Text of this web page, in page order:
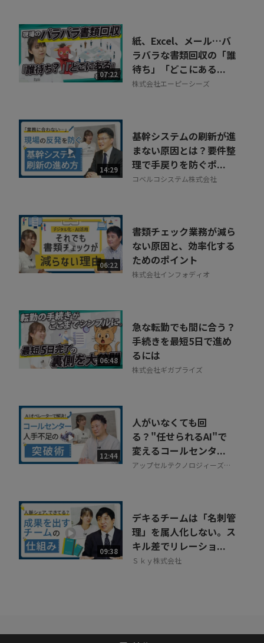
07:22
紙、Excel、メール…バ
ラバラな書類回収の「誰
待ち」「どこにある...
株式会社エーピーシーズ
14:29
基幹システムの刷新が進
まない原因とは？要件整
理で手戻りを防ぐポ...
コベルコシステム株式会社
06:22
書類チェック業務が減ら
ない原因と、効率化する
ためのポイント
株式会社インフォディオ
06:48
急な転勤でも間に合う？
手続きを最短5日で進め
るには
株式会社ギガプライズ
12:44
人がいなくても回
る？"任せられるAI"で
変えるコールセンタ...
アップセルテクノロジィーズ株
09:38
デキるチームは「名刺管
理」を属人化しない。ス
キル差でリレーショ...
Ｓｋｙ株式会社